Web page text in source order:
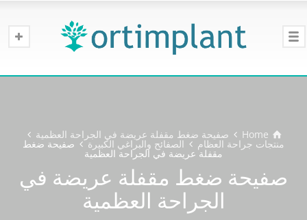
Home صفيحة ضغط مقفلة عريضة في الجراحة العظمية
منتجات جراحة العظام الصفائح والبراغي الكبيرة صفيحة ضغط
مقفلة عريضة في الجراحة العظمية
صفيحة ضغط مقفلة عريضة في
الجراحة العظمية